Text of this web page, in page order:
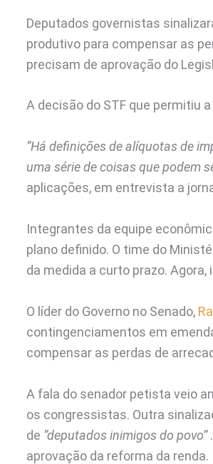
Deputados governistas
produtivo para compensar as
precisam de aprovação do
A decisão do STF que permitiu
“Há definições de alíquotas de
uma série de coisas que podem
aplicações, em entrevista a
Integrantes da equipe
plano definido. O time do
da medida a curto prazo.
O líder do Governo no Senado,
contingenciamentos em
compensar as perdas de
A fala do senador petista veio
os congressistas. Outra
de “deputados inimigos do povo”
aprovação da reforma da renda.